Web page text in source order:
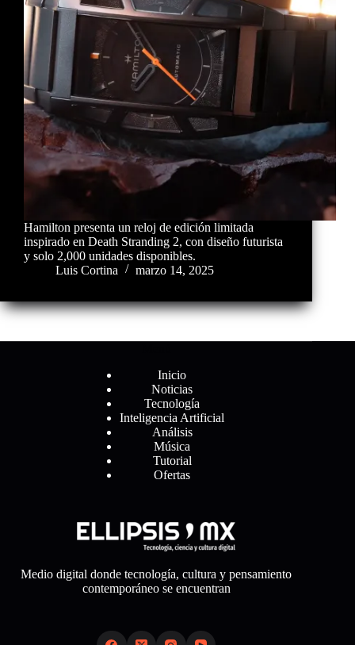
Hamilton presenta un reloj de edición limitada
inspirado en Death Stranding 2, con diseño futurista
y solo 2,000 unidades disponibles.
Luis Cortina
marzo 14, 2025
Inicio
Noticias
Tecnología
Inteligencia Artificial
Análisis
Música
Tutorial
Ofertas
Medio digital donde tecnología, cultura y pensamiento
contemporáneo se encuentran